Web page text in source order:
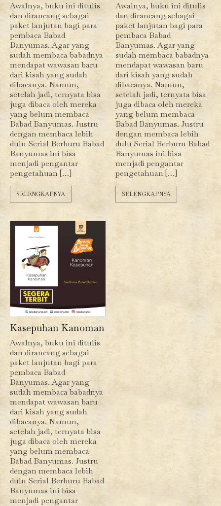
Awalnya, buku ini ditulis
dan dirancang sebagai
paket lanjutan bagi para
pembaca Babad
Banyumas. Agar yang
sudah membaca babadnya
mendapat wawasan baru
dari kisah yang sudah
dibacanya. Namun,
setelah jadi, ternyata bisa
juga dibaca oleh mereka
yang belum membaca
Babad Banyumas. Justru
dengan membaca lebih
dulu Serial Berburu Babad
Banyumas ini bisa
menjadi pengantar
pengetahuan […]
SELENGKAPNYA
Awalnya, buku ini ditulis
dan dirancang sebagai
paket lanjutan bagi para
pembaca Babad
Banyumas. Agar yang
sudah membaca babadnya
mendapat wawasan baru
dari kisah yang sudah
dibacanya. Namun,
setelah jadi, ternyata bisa
juga dibaca oleh mereka
yang belum membaca
Babad Banyumas. Justru
dengan membaca lebih
dulu Serial Berburu Babad
Banyumas ini bisa
menjadi pengantar
pengetahuan […]
SELENGKAPNYA
Kasepuhan Kanoman
Awalnya, buku ini ditulis
dan dirancang sebagai
paket lanjutan bagi para
pembaca Babad
Banyumas. Agar yang
sudah membaca babadnya
mendapat wawasan baru
dari kisah yang sudah
dibacanya. Namun,
setelah jadi, ternyata bisa
juga dibaca oleh mereka
yang belum membaca
Babad Banyumas. Justru
dengan membaca lebih
dulu Serial Berburu Babad
Banyumas ini bisa
menjadi pengantar